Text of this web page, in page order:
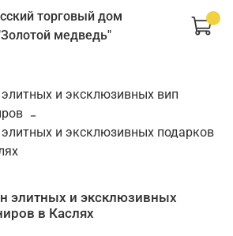
торговый дом
медведь"
элитных и эксклюзивных вип
элитных и эксклюзивных подарков
элитных и эксклюзивных
в Каслях